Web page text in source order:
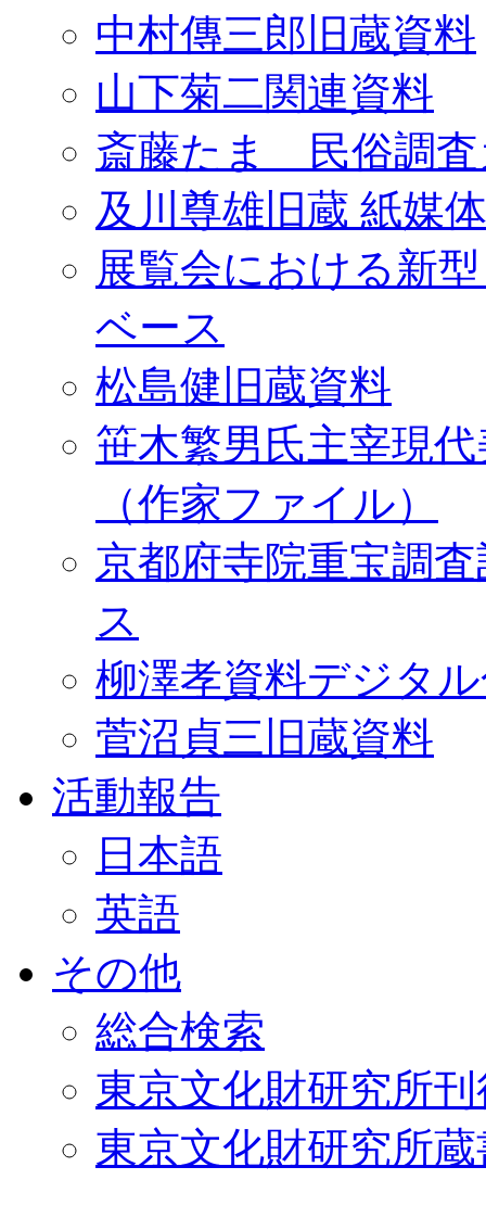
中村傳三郎旧蔵資料
山下菊二関連資料
斎藤たま 民俗調査
及川尊雄旧蔵 紙媒
展覧会における新
ベース
松島健旧蔵資料
笹木繁男氏主宰現
（作家ファイル）
京都府寺院重宝調
ス
柳澤孝資料デジタ
菅沼貞三旧蔵資料
活動報告
日本語
英語
その他
総合検索
東京文化財研究所
東京文化財研究所